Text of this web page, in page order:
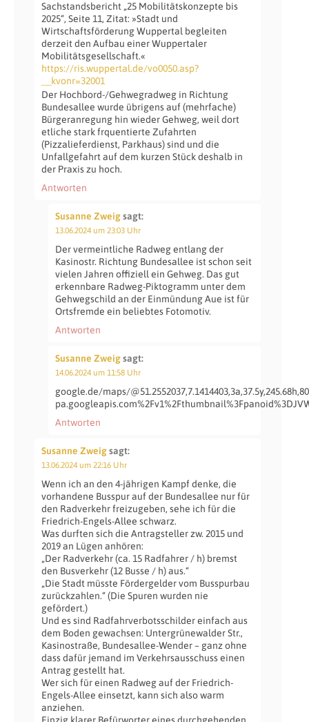
Sachstandsbericht „25 Mobilitätskonzepte bis
2025“, Seite 11, Zitat: »Stadt und
Wirtschaftsförderung Wuppertal begleiten
derzeit den Aufbau einer Wuppertaler
Mobilitätsgesellschaft.«
https://ris.wuppertal.de/vo0050.asp?
__kvonr=32001
Der Hochbord-/Gehwegradweg in Richtung
Bundesallee wurde übrigens auf (mehrfache)
Bürgeranregung hin wieder Gehweg, weil dort
etliche stark frquentierte Zufahrten
(Pizzalieferdienst, Parkhaus) sind und die
Unfallgefahrt auf dem kurzen Stück deshalb in
der Praxis zu hoch.
Antworten
Susanne Zweigsagt:
13.06.2024 um 23:03 Uhr
Der vermeintliche Radweg entlang der
Kasinostr. Richtung Bundesallee ist schon seit
vielen Jahren offiziell ein Gehweg. Das gut
erkennbare Radweg-Piktogramm unter dem
Gehwegschild an der Einmündung Aue ist für
Ortsfremde ein beliebtes Fotomotiv.
Antworten
Susanne Zweigsagt:
14.06.2024 um 11:58 Uhr
google.de/maps/
Antworten
Susanne Zweigsagt:
13.06.2024 um 22:16 Uhr
Wenn ich an den 4-jährigen Kampf denke, die
vorhandene Busspur auf der Bundesallee nur für
den Radverkehr freizugeben, sehe ich für die
Friedrich-Engels-Allee schwarz.
Was durften sich die Antragsteller zw. 2015 und
2019 an Lügen anhören:
„Der Radverkehr (ca. 15 Radfahrer / h) bremst
den Busverkehr (12 Busse / h) aus.“
„Die Stadt müsste Fördergelder vom Busspurbau
zurückzahlen.“ (Die Spuren wurden nie
gefördert.)
Und es sind Radfahrverbotsschilder einfach aus
dem Boden gewachsen: Untergrünewalder Str.,
Kasinostraße, Bundesallee-Wender – ganz ohne
dass dafür jemand im Verkehrsausschuss einen
Antrag gestellt hat.
Wer sich für einen Radweg auf der Friedrich-
Engels-Allee einsetzt, kann sich also warm
anziehen.